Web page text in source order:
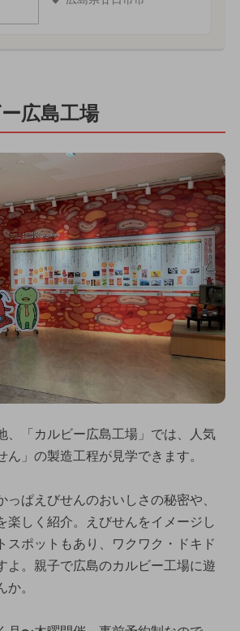
広島工場
、「カルビー広島工場」では、人気
ん」の製造工程が見学できます。
っぱえびせんのおいしさの秘密や、
楽しく紹介。えびせんをイメージし
スポットもあり、ワクワク・ドキド
よ。親子で広島のカルビー工場に遊
。